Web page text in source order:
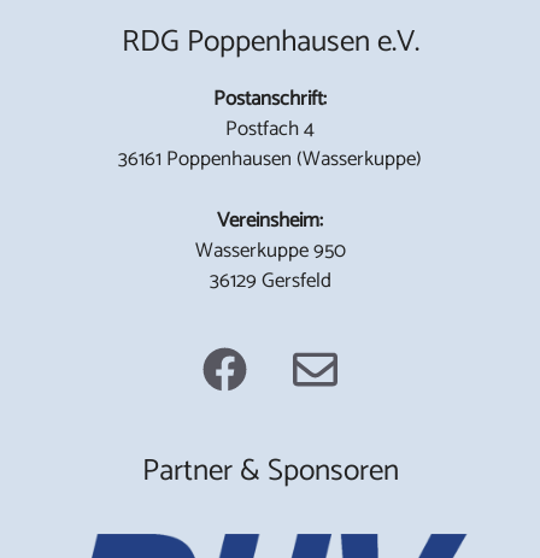
RDG Poppenhausen e.V.
Postanschrift:
Postfach 4
36161 Poppenhausen (Wasserkuppe)
Vereinsheim:
Wasserkuppe 950
36129 Gersfeld
Partner & Sponsoren